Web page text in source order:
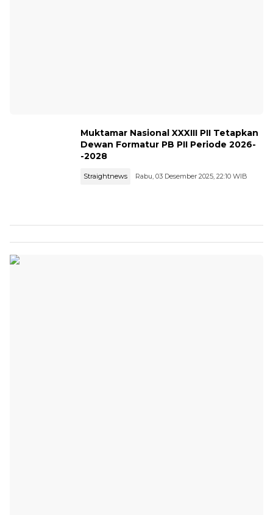
Muktamar Nasional XXXIII PII Tetapkan
Dewan Formatur PB PII Periode 2026-
-2028
Straightnews Rabu, 03 Desember 2025, 22:10 WIB